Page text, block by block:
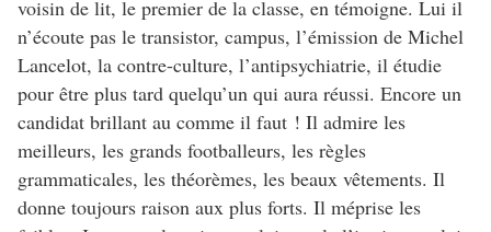
voisin de lit, le premier de la classe, en témoigne. Lui il
n’écoute pas le transistor, campus, l’émission de Michel
Lancelot, la contre-culture, l’antipsychiatrie, il étudie
pour être plus tard quelqu’un qui aura réussi. Encore un
candidat brillant au comme il faut ! Il admire les
meilleurs, les grands footballeurs, les règles
grammaticales, les théorèmes, les beaux vêtements. Il
donne toujours raison aux plus forts. Il méprise les